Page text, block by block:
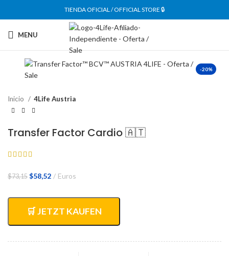
TIENDA OFICIAL / OFFICIAL STORE 🔒
MENU
-20%
Inicio 4Life Austria
Transfer Factor Cardio 🇦🇹
$73,15 El
original
era:
$58,52El
actual
es:
Euros
🛒 JETZT KAUFEN